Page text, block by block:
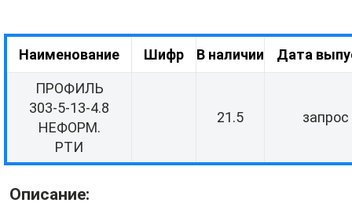
Наименование Шифр В наличии Дата
ПРОФИЛЬ
303-5-13-4.8
НЕФОРМ.
РТИ
21.5 запрос
Описание: